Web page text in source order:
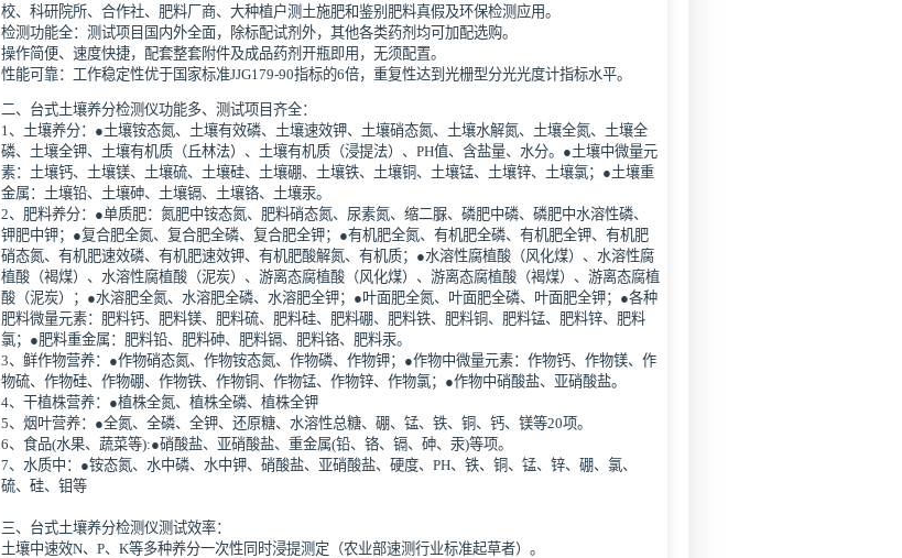
校、科研院所、合作社、肥料厂商、大种植户测土施肥和鉴别肥料真假及环保检测应用。
检测功能全：测试项目国内外全面，除标配试剂外，其他各类药剂均可加配选购。
操作简便、速度快捷，配套整套附件及成品药剂开瓶即用，无须配置。
性能可靠：工作稳定性优于国家标准JJG179-90指标的6倍，重复性达到光栅型分光光度计指标水平。
二、台式土壤养分检测仪功能多、测试项目齐全：
1、土壤养分：●土壤铵态氮、土壤有效磷、土壤速效钾、土壤硝态氮、土壤水解氮、土壤全氮、土壤全
磷、土壤全钾、土壤有机质（丘林法）、土壤有机质（浸提法）、PH值、含盐量、水分。●土壤中微量元
素：土壤钙、土壤镁、土壤硫、土壤硅、土壤硼、土壤铁、土壤铜、土壤锰、土壤锌、土壤氯；●土壤重
金属：土壤铅、土壤砷、土壤镉、土壤铬、土壤汞。
2、肥料养分：●单质肥：氮肥中铵态氮、肥料硝态氮、尿素氮、缩二脲、磷肥中磷、磷肥中水溶性磷、
钾肥中钾；●复合肥全氮、复合肥全磷、复合肥全钾；●有机肥全氮、有机肥全磷、有机肥全钾、有机肥
硝态氮、有机肥速效磷、有机肥速效钾、有机肥酸解氮、有机质；●水溶性腐植酸（风化煤）、水溶性腐
植酸（褐煤）、水溶性腐植酸（泥炭）、游离态腐植酸（风化煤）、游离态腐植酸（褐煤）、游离态腐植
酸（泥炭）；●水溶肥全氮、水溶肥全磷、水溶肥全钾；●叶面肥全氮、叶面肥全磷、叶面肥全钾；●各种
肥料微量元素：肥料钙、肥料镁、肥料硫、肥料硅、肥料硼、肥料铁、肥料铜、肥料锰、肥料锌、肥料
氯；●肥料重金属：肥料铅、肥料砷、肥料镉、肥料铬、肥料汞。
3、鲜作物营养：●作物硝态氮、作物铵态氮、作物磷、作物钾；●作物中微量元素：作物钙、作物镁、作
物硫、作物硅、作物硼、作物铁、作物铜、作物锰、作物锌、作物氯；●作物中硝酸盐、亚硝酸盐。
4、干植株营养：●植株全氮、植株全磷、植株全钾
5、烟叶营养：●全氮、全磷、全钾、还原糖、水溶性总糖、硼、锰、铁、铜、钙、镁等20项。
6、食品(水果、蔬菜等):●硝酸盐、亚硝酸盐、重金属(铅、铬、镉、砷、汞)等项。
7、水质中：●铵态氮、水中磷、水中钾、硝酸盐、亚硝酸盐、硬度、PH、铁、铜、锰、锌、硼、氯、
硫、硅、钼等
三、台式土壤养分检测仪测试效率：
土壤中速效N、P、K等多种养分一次性同时浸提测定（农业部速测行业标准起草者）。